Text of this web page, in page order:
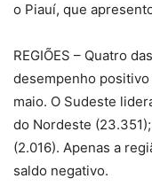
o Piauí, que
REGIÕES – Quatro
desempenho
maio. O Sudeste
do Nordeste
(2.016). Apenas a
saldo negativo.